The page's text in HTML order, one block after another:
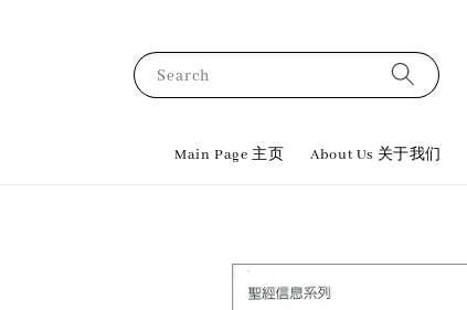
Search
Main Page 主页 About Us 关于我们